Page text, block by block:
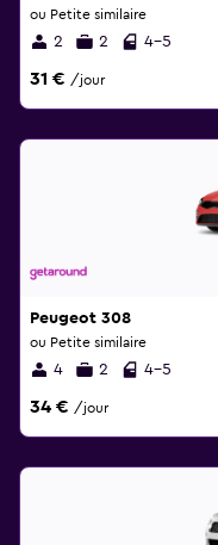
ou Petite similaire
2 2 4-5
31 € /jour
Peugeot 308
ou Petite similaire
4 2 4-5
34 € /jour